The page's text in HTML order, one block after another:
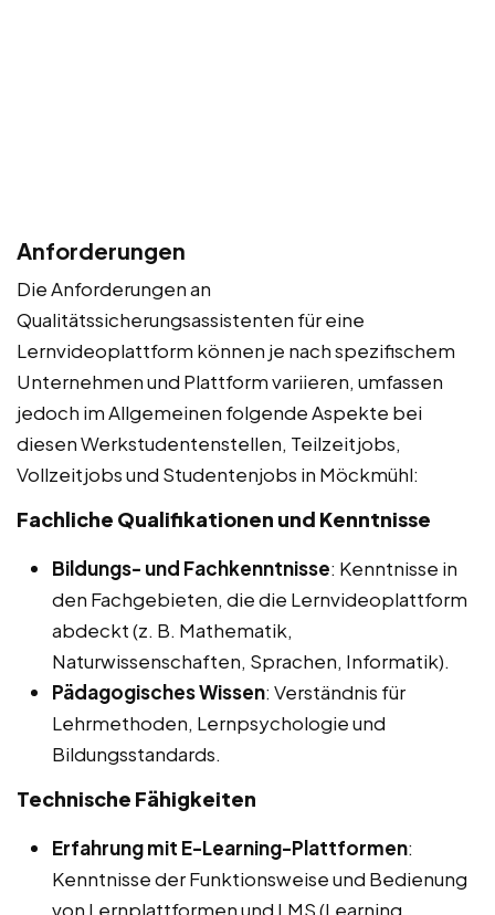
Anforderungen
Die Anforderungen an
Qualitätssicherungsassistenten für eine
Lernvideoplattform können je nach spezifischem
Unternehmen und Plattform variieren, umfassen
jedoch im Allgemeinen folgende Aspekte bei
diesen Werkstudentenstellen, Teilzeitjobs,
Vollzeitjobs und Studentenjobs in Möckmühl:
Fachliche Qualifikationen und Kenntnisse
Bildungs- und Fachkenntnisse: Kenntnisse in
den Fachgebieten, die die Lernvideoplattform
abdeckt (z. B. Mathematik,
Naturwissenschaften, Sprachen, Informatik).
Pädagogisches Wissen: Verständnis für
Lehrmethoden, Lernpsychologie und
Bildungsstandards.
Technische Fähigkeiten
Erfahrung mit E-Learning-Plattformen:
Kenntnisse der Funktionsweise und Bedienung
von Lernplattformen und LMS (Learning